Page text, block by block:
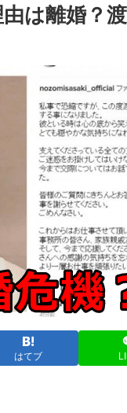
は離婚？
はてブ